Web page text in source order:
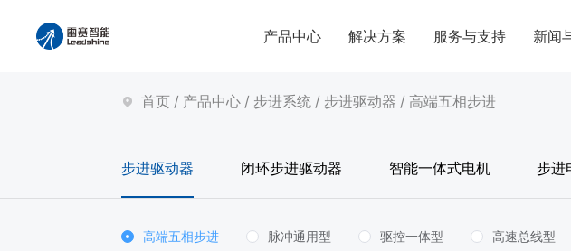
产品中心 解决方案 服务与支持 新闻
首页 / 产品中心 / 步进系统 / 步进驱动器 / 高端五相步进
步进驱动器 闭环步进驱动器 智能一体式电机 步进
高端五相步进 脉冲通用型 驱控一体型 高速总线型